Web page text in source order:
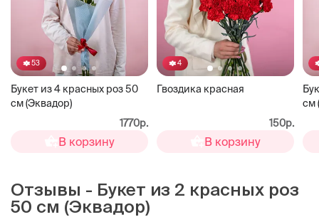
53
Букет из 4 красных роз 50
см (Эквадор)
1770р.
В корзину
4
Гвоздика красная
150р.
В корзину
см
Отзывы - Букет из 2 красных роз
50 см (Эквадор)